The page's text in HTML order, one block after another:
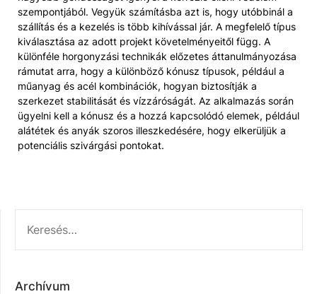
szempontjából. Vegyük számításba azt is, hogy utóbbinál a
szállítás és a kezelés is több kihívással jár. A megfelelő típus
kiválasztása az adott projekt követelményeitől függ. A
különféle horgonyzási technikák előzetes áttanulmányozása
rámutat arra, hogy a különböző kónusz típusok, például a
műanyag és acél kombinációk, hogyan biztosítják a
szerkezet stabilitását és vízzáróságát. Az alkalmazás során
ügyelni kell a kónusz és a hozzá kapcsolódó elemek, például
alátétek és anyák szoros illeszkedésére, hogy elkerüljük a
potenciális szivárgási pontokat.
Archívum